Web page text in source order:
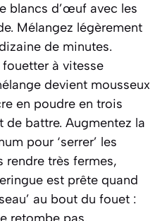
blancs d’œuf avec les
Mélangez légèrement
de minutes.
à vitesse
devient mousseux
en poudre en trois
battre. Augmentez la
pour ‘serrer’ les
rendre très fermes,
est prête quand
au bout du fouet :